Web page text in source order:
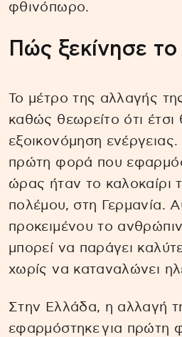
φθινόπωρο.
Πώς ξεκίνησε
Το μέτρο της αλλαγής
καθώς θεωρείτο ότι έτσι
εξοικονόμηση
πρώτη φορά που
ώρας ήταν το καλοκαίρι
πολέμου, στη Γερμανία.
προκειμένου το
μπορεί να παράγει
χωρίς να καταναλώνει
Στην Ελλάδα, η αλλαγή
εφαρμόστηκε για πρώτη